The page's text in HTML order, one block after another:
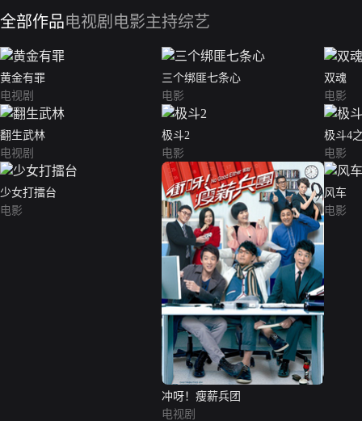
全部作品电视剧 电影主持综艺
黄金有罪
电视剧
三个绑匪七条心
电影
双魂
电影
翻生武林
电视剧
极斗2
电影
极斗4
电影
少女打擂台
电影
冲呀！瘦薪兵团
电视剧
风车
电影